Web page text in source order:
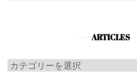
ARTICLES
Articles